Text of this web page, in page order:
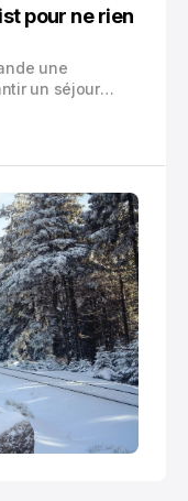
pour ne rien
une
un séjour
gâcher